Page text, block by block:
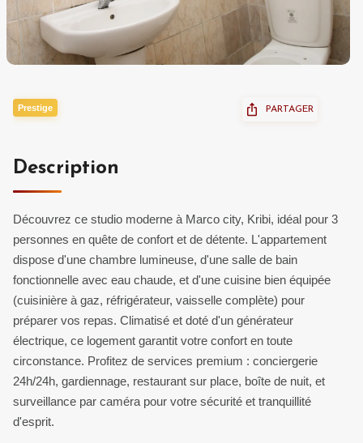
Prestige PARTAGER
Description
Découvrez ce studio moderne à Marco city, Kribi, idéal pour 3
personnes en quête de confort et de détente. L'appartement
dispose d'une chambre lumineuse, d'une salle de bain
fonctionnelle avec eau chaude, et d'une cuisine bien équipée
(cuisinière à gaz, réfrigérateur, vaisselle complète) pour
préparer vos repas. Climatisé et doté d'un générateur
électrique, ce logement garantit votre confort en toute
circonstance. Profitez de services premium : conciergerie
24h/24h, gardiennage, restaurant sur place, boîte de nuit, et
surveillance par caméra pour votre sécurité et tranquillité
d'esprit.